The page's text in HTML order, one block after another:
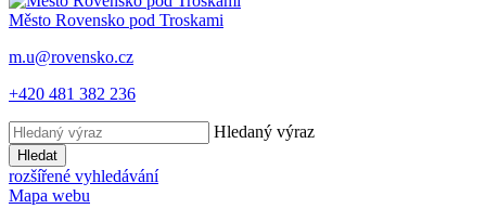
Město Rovensko pod Troskami
m.u@rovensko.cz
+420 481 382 236
Hledaný výraz
Hledat
rozšířené vyhledávání
Mapa webu